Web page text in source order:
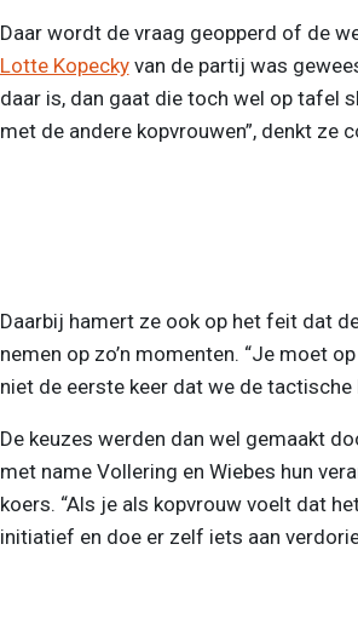
Daar wordt de vraag geopperd of de
Lotte Kopeckyvan de partij was
daar is, dan gaat die toch wel op tafel
met de andere kopvrouwen”, denkt ze
Daarbij hamert ze ook op het feit dat
nemen op zo’n momenten. “Je moet
niet de eerste keer dat we de tactische
De keuzes werden dan wel gemaakt
met name Vollering en Wiebes hun
koers. “Als je als kopvrouw voelt dat
initiatief en doe er zelf iets aan